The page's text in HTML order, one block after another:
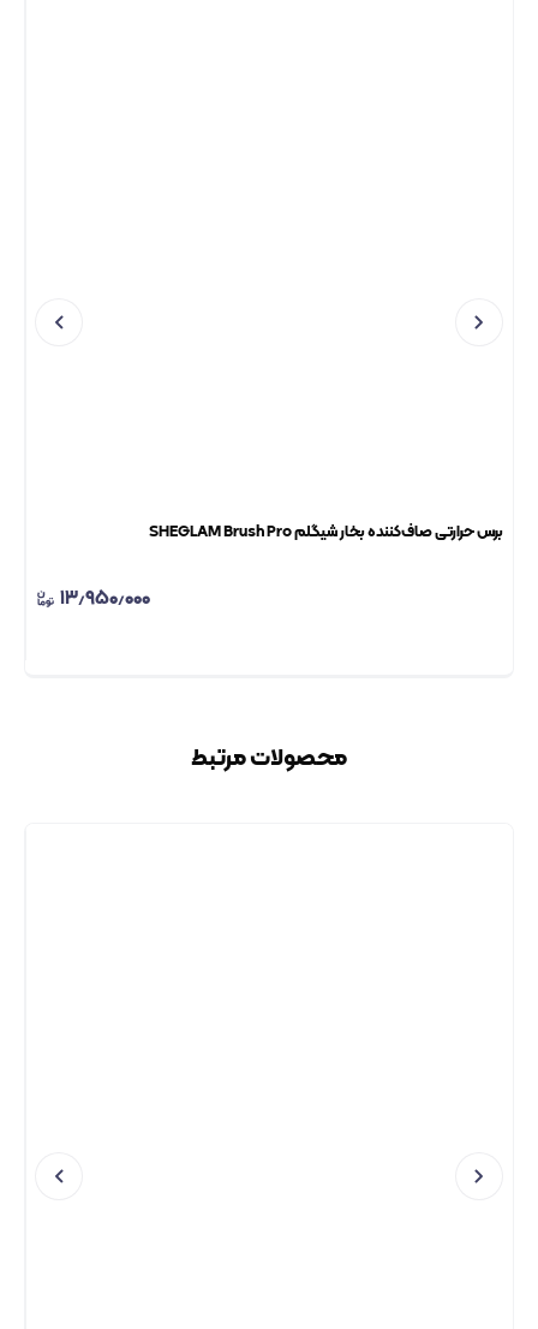
برس حرارتی صاف‌کننده بخار شیگلم SHEGLAM Brush Pro
۱۳٫۹۵۰٫۰۰۰
محصولات مرتبط